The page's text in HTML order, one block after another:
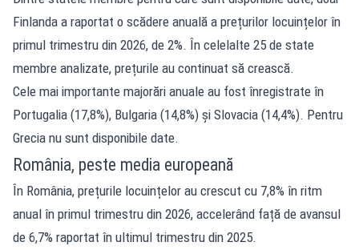
Finlanda a raportat o scădere anuală a prețurilor locuințelor în
primul trimestru din 2026, de 2%. În celelalte 25 de state
membre analizate, prețurile au continuat să crească.
Cele mai importante majorări anuale au fost înregistrate în
Portugalia (17,8%), Bulgaria (14,8%) și Slovacia (14,4%). Pentru
Grecia nu sunt disponibile date.
România, peste media europeană
În România, prețurile locuințelor au crescut cu 7,8% în ritm
anual în primul trimestru din 2026, accelerând față de avansul
de 6,7% raportat în ultimul trimestru din 2025.